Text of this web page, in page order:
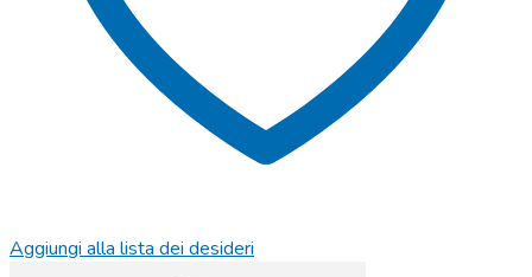
Aggiungi alla lista dei desideri